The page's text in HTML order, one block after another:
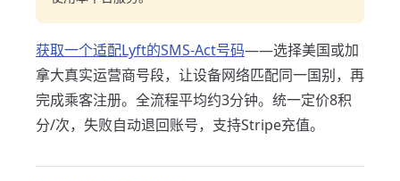
获取一个适配Lyft的SMS-Act号码——选择美国或加
拿大真实运营商号段，让设备网络匹配同一国别，再
完成乘客注册。全流程平均约3分钟。统一定价8积
分/次，失败自动退回账号，支持Stripe充值。